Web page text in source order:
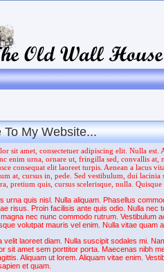
To My Website...
sit amet, consectetuer adipiscing elit. Nulla
enim urna, ornare ut, fringilla sed, convallis at,
consequat elit laoreet turpis. Aenean a lacus
at, cursus in, pede. Sed vestibulum, dui
pretium quis, cursus scelerisque, nulla.
urna quis nisl. Nulla aliquam. Phasellus
risus. Proin facilisis ante quis odio. Nulla nec
nec nunc commodo rutrum. Vestibulum
volutpat mauris vel enim. Nulla vitae quam
velit laoreet diam. Nulla suscipit sodales mi.
sit amet sem porttitor porta. Maecenas nibh
Aliquam ut lorem. Aliquam vitae enim.
et quam.